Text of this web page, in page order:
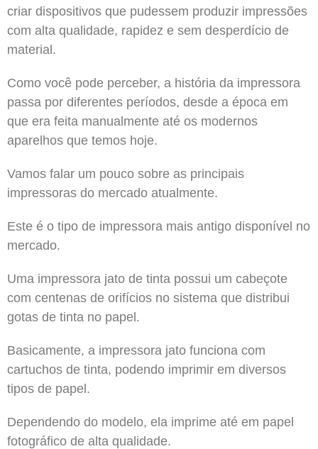
criar dispositivos que pudessem produzir impressões
com alta qualidade, rapidez e sem desperdício de
material.
Como você pode perceber, a história da impressora
passa por diferentes períodos, desde a época em
que era feita manualmente até os modernos
aparelhos que temos hoje.
Vamos falar um pouco sobre as principais
impressoras do mercado atualmente.
Este é o tipo de impressora mais antigo disponível no
mercado.
Uma impressora jato de tinta possui um cabeçote
com centenas de orifícios no sistema que distribui
gotas de tinta no papel.
Basicamente, a impressora jato funciona com
cartuchos de tinta, podendo imprimir em diversos
tipos de papel.
Dependendo do modelo, ela imprime até em papel
fotográfico de alta qualidade.